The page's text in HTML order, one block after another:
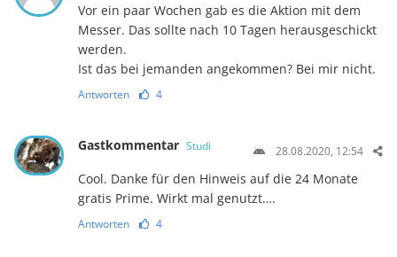
Vor ein paar Wochen gab es die Aktion mit dem
Messer. Das sollte nach 10 Tagen herausgeschickt
werden.
Ist das bei jemanden angekommen? Bei mir nicht.
Antworten 4
Gastkommentar Studi 28.08.2020, 12:54
Cool. Danke für den Hinweis auf die 24 Monate
gratis Prime. Wirkt mal genutzt….
Antworten 4